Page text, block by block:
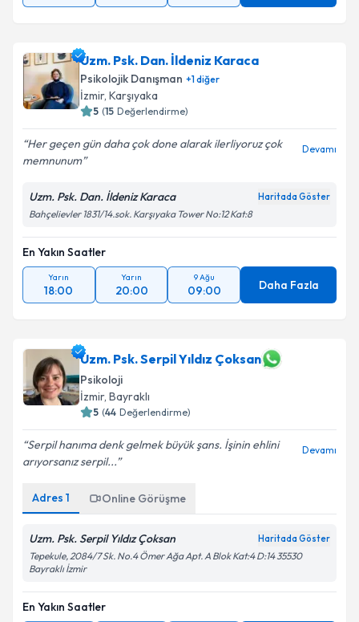
Uzm. Psk. Dan. İldeniz Karaca
Psikolojik Danışman +1diğer
İzmir, Karşıyaka
5 (15 Değerlendirme)
Her geçen gün daha çok done alarak ilerliyoruz çok
memnunum
Devamı
Uzm. Psk. Dan. İldeniz Karaca Haritada Göster
Bahçelievler 1831/14.sok. Karşıyaka Tower No:12 Kat:8
En Yakın Saatler
Yarın
18:00
Yarın
20:00
9 Ağu
09:00 Daha Fazla
Uzm. Psk. Serpil Yıldız Çoksan
Psikoloji
İzmir, Bayraklı
5 (44 Değerlendirme)
Serpil hanıma denk gelmek büyük şans. İşinin ehlini
arıyorsanız serpil...
Devamı
Adres 1 Online Görüşme
Uzm. Psk. Serpil Yıldız Çoksan Haritada Göster
Tepekule, 2084/7 Sk. No.4 Ömer Ağa Apt. A Blok Kat:4 D:14 35530
Bayraklı İzmir
En Yakın Saatler